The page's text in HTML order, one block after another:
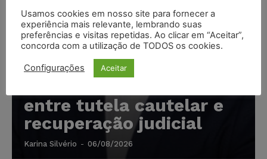
Marcello Perino: caso
entre tutela cautelar e
recuperação judicial
Karina Silvério - 06/08/2026
Usamos cookies em nosso site para fornecer a
experiência mais relevante, lembrando suas
preferências e visitas repetidas. Ao clicar em “Aceitar”,
concorda com a utilização de TODOS os cookies.
Configurações Aceitar